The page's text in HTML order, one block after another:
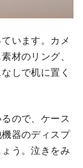
います。カメ
材のリング、
しで机に置く
ので、ケース
器のディスプ
う。泣きをみ